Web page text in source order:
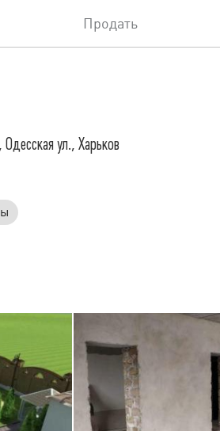
Продать
, Одесская ул., Харьков